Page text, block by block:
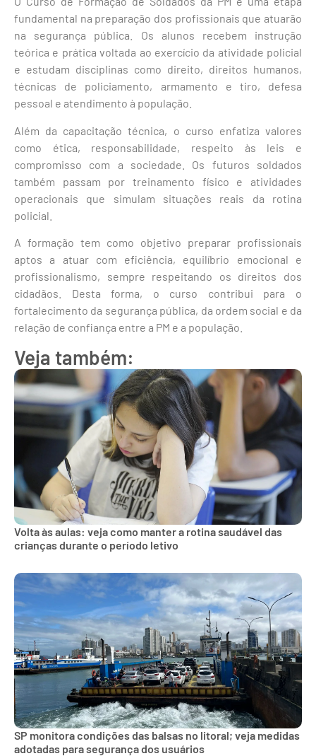
fundamental na preparação dos profissionais que atuarão
na segurança pública. Os alunos recebem instrução
teórica e prática voltada ao exercício da atividade policial
e estudam disciplinas como direito, direitos humanos,
técnicas de policiamento, armamento e tiro, defesa
pessoal e atendimento à população.
Além da capacitação técnica, o curso enfatiza valores
como ética, responsabilidade, respeito às leis e
compromisso com a sociedade. Os futuros soldados
também passam por treinamento físico e atividades
operacionais que simulam situações reais da rotina
policial.
A formação tem como objetivo preparar profissionais
aptos a atuar com eficiência, equilíbrio emocional e
profissionalismo, sempre respeitando os direitos dos
cidadãos. Desta forma, o curso contribui para o
fortalecimento da segurança pública, da ordem social e da
relação de confiança entre a PM e a população.
Veja também:
Volta às aulas: veja como manter a rotina saudável das
crianças durante o período letivo
SP monitora condições das balsas no litoral; veja medidas
adotadas para segurança dos usuários